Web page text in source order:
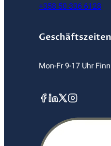
+358 50 336 6128
Geschäftszeiten
Mon-Fr 9-17 Uhr